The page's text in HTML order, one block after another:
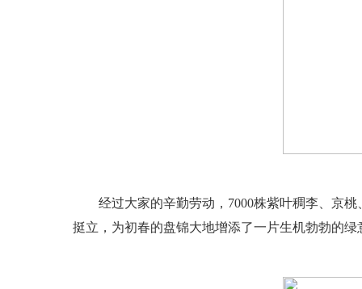
经过大家的辛勤劳动，7000株紫叶稠李、京桃
挺立，为初春的盘锦大地增添了一片生机勃勃的绿